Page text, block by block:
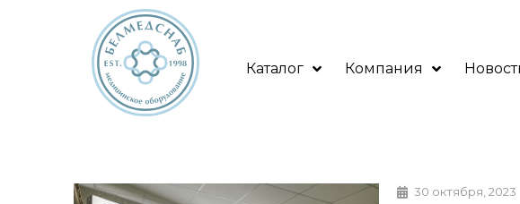
Каталог Компания
30 октября, 2023